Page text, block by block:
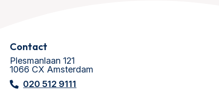
Contact
Plesmanlaan 121
1066 CX Amsterdam
020 512 9111